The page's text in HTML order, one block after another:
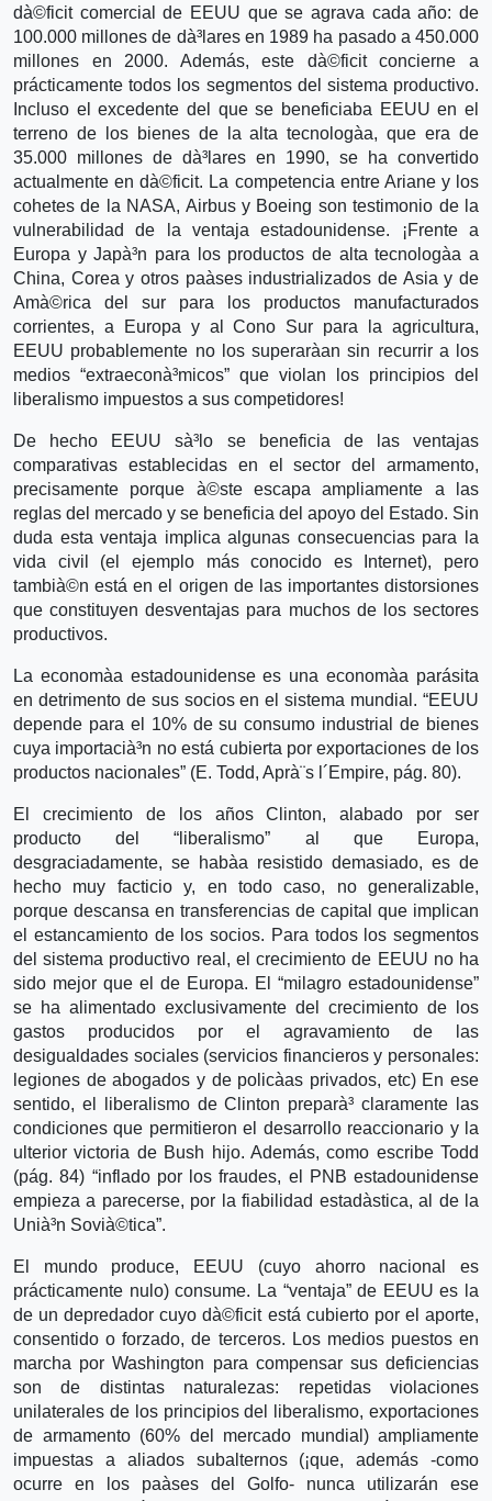
dà©ficit comercial de EEUU que se agrava cada año: de
100.000 millones de dà³lares en 1989 ha pasado a 450.000
millones en 2000. Además, este dà©ficit concierne a
prácticamente todos los segmentos del sistema productivo.
Incluso el excedente del que se beneficiaba EEUU en el
terreno de los bienes de la alta tecnologà­a, que era de
35.000 millones de dà³lares en 1990, se ha convertido
actualmente en dà©ficit. La competencia entre Ariane y los
cohetes de la NASA, Airbus y Boeing son testimonio de la
vulnerabilidad de la ventaja estadounidense. ¡Frente a
Europa y Japà³n para los productos de alta tecnologà­a a
China, Corea y otros paà­ses industrializados de Asia y de
Amà©rica del sur para los productos manufacturados
corrientes, a Europa y al Cono Sur para la agricultura,
EEUU probablemente no los superarà­an sin recurrir a los
medios “extraeconà³micos” que violan los principios del
liberalismo impuestos a sus competidores!
De hecho EEUU sà³lo se beneficia de las ventajas
comparativas establecidas en el sector del armamento,
precisamente porque à©ste escapa ampliamente a las
reglas del mercado y se beneficia del apoyo del Estado. Sin
duda esta ventaja implica algunas consecuencias para la
vida civil (el ejemplo más conocido es Internet), pero
tambià©n está en el origen de las importantes distorsiones
que constituyen desventajas para muchos de los sectores
productivos.
La economà­a estadounidense es una economà­a parásita
en detrimento de sus socios en el sistema mundial. “EEUU
depende para el 10% de su consumo industrial de bienes
cuya importacià³n no está cubierta por exportaciones de los
productos nacionales” (E. Todd, Aprà¨s l´Empire, pág. 80).
El crecimiento de los años Clinton, alabado por ser
producto del “liberalismo” al que Europa,
desgraciadamente, se habà­a resistido demasiado, es de
hecho muy facticio y, en todo caso, no generalizable,
porque descansa en transferencias de capital que implican
el estancamiento de los socios. Para todos los segmentos
del sistema productivo real, el crecimiento de EEUU no ha
sido mejor que el de Europa. El “milagro estadounidense”
se ha alimentado exclusivamente del crecimiento de los
gastos producidos por el agravamiento de las
desigualdades sociales (servicios financieros y personales:
legiones de abogados y de policà­as privados, etc) En ese
sentido, el liberalismo de Clinton preparà³ claramente las
condiciones que permitieron el desarrollo reaccionario y la
ulterior victoria de Bush hijo. Además, como escribe Todd
(pág. 84) “inflado por los fraudes, el PNB estadounidense
empieza a parecerse, por la fiabilidad estadà­stica, al de la
Unià³n Sovià©tica”.
El mundo produce, EEUU (cuyo ahorro nacional es
prácticamente nulo) consume. La “ventaja” de EEUU es la
de un depredador cuyo dà©ficit está cubierto por el aporte,
consentido o forzado, de terceros. Los medios puestos en
marcha por Washington para compensar sus deficiencias
son de distintas naturalezas: repetidas violaciones
unilaterales de los principios del liberalismo, exportaciones
de armamento (60% del mercado mundial) ampliamente
impuestas a aliados subalternos (¡que, además -como
ocurre en los paà­ses del Golfo- nunca utilizarán ese